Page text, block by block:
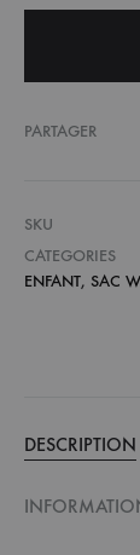
PARTAGER
SKU
CATEGORIES
ENFANT, SAC
DESCRIPTION